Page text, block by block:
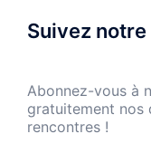
Suivez notre
Abonnez-vous à
gratuitement nos
rencontres !